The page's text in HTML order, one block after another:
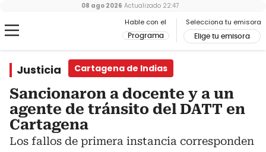
Hable con el
Programa
Selecciona tu emisora
Elige tu emisora
08 ago 2026 Actualizado 22:47
Justicia Cartagena de Indias
Sancionaron a docente y a un
agente de tránsito del DATT en
Cartagena
Los fallos de primera instancia corresponden